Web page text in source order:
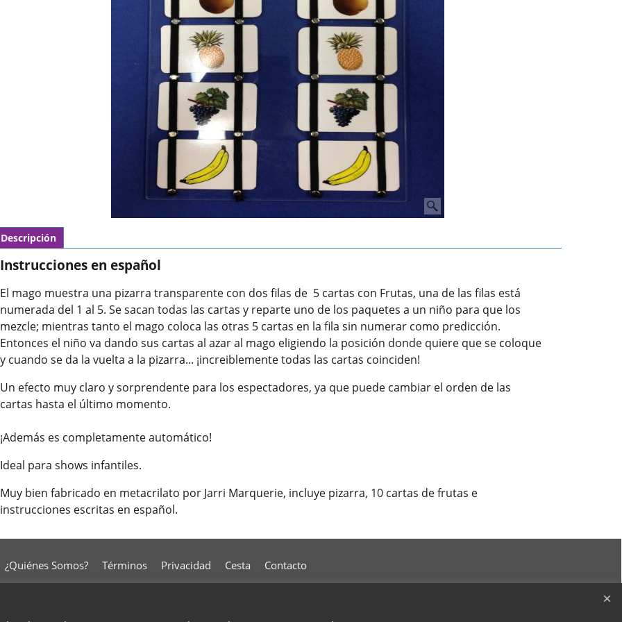
Descripción
Instrucciones en español
El mago muestra una pizarra transparente con dos filas de 5 cartas con Frutas, una de las filas está
numerada del 1 al 5. Se sacan todas las cartas y reparte uno de los paquetes a un niño para que los
mezcle; mientras tanto el mago coloca las otras 5 cartas en la fila sin numerar como predicción.
Entonces el niño va dando sus cartas al azar al mago eligiendo la posición donde quiere que se coloque
y cuando se da la vuelta a la pizarra... ¡increiblemente todas las cartas coinciden!
Un efecto muy claro y sorprendente para los espectadores, ya que puede cambiar el orden de las
cartas hasta el último momento.
¡Además es completamente automático!
Ideal para shows infantiles.
Muy bien fabricado en metacrilato por Jarri Marquerie, incluye pizarra, 10 cartas de frutas e
instrucciones escritas en español.
¿Quiénes Somos? Términos Privacidad Cesta Contacto